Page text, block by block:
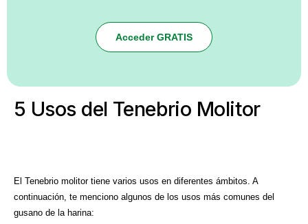
Acceder GRATIS
5 Usos del Tenebrio Molitor
El Tenebrio molitor tiene varios usos en diferentes ámbitos. A
continuación, te menciono algunos de los usos más comunes del
gusano de la harina: